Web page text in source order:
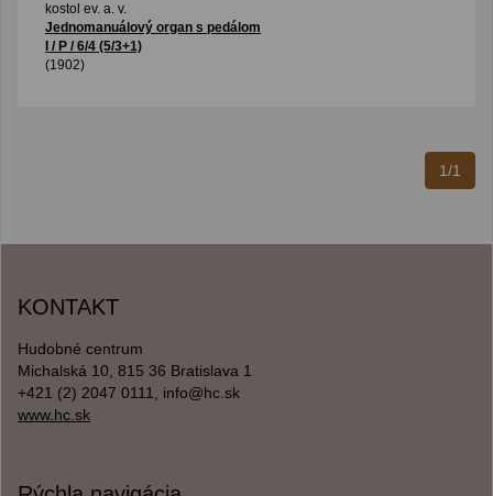
kostol ev. a. v.
Jednomanuálový organ s pedálom
I / P / 6/4 (5/3+1)
(1902)
1/1
KONTAKT
Hudobné centrum
Michalská 10, 815 36 Bratislava 1
+421 (2) 2047 0111, info@hc.sk
www.hc.sk